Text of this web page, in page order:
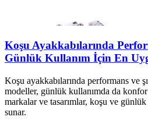
Koşu Ayakkabılarında
Günlük Kullanım İçin En
Koşu ayakkabılarında performans ve
modeller, günlük kullanımda da
markalar ve tasarımlar, koşu ve
sunar.